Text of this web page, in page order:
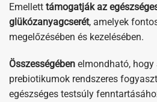
Emellett támogatják az
glükózanyagcserét, amelyek
megelőzésében és kezelésében.
Összességében elmondható,
prebiotikumok rendszeres
egészséges testsúly